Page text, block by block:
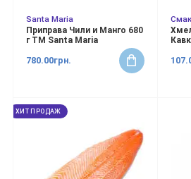
Santa Maria
Приправа Чили и Манго 680
г ТМ Santa Maria
780.00грн.
ХИТ ПРОДАЖ